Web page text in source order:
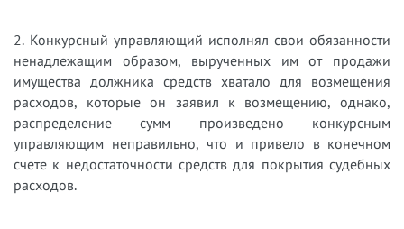
2. Конкурсный управляющий исполнял свои обязанности
ненадлежащим образом, вырученных им от продажи
имущества должника средств хватало для возмещения
расходов, которые он заявил к возмещению, однако,
распределение сумм произведено конкурсным
управляющим неправильно, что и привело в конечном
счете к недостаточности средств для покрытия судебных
расходов.